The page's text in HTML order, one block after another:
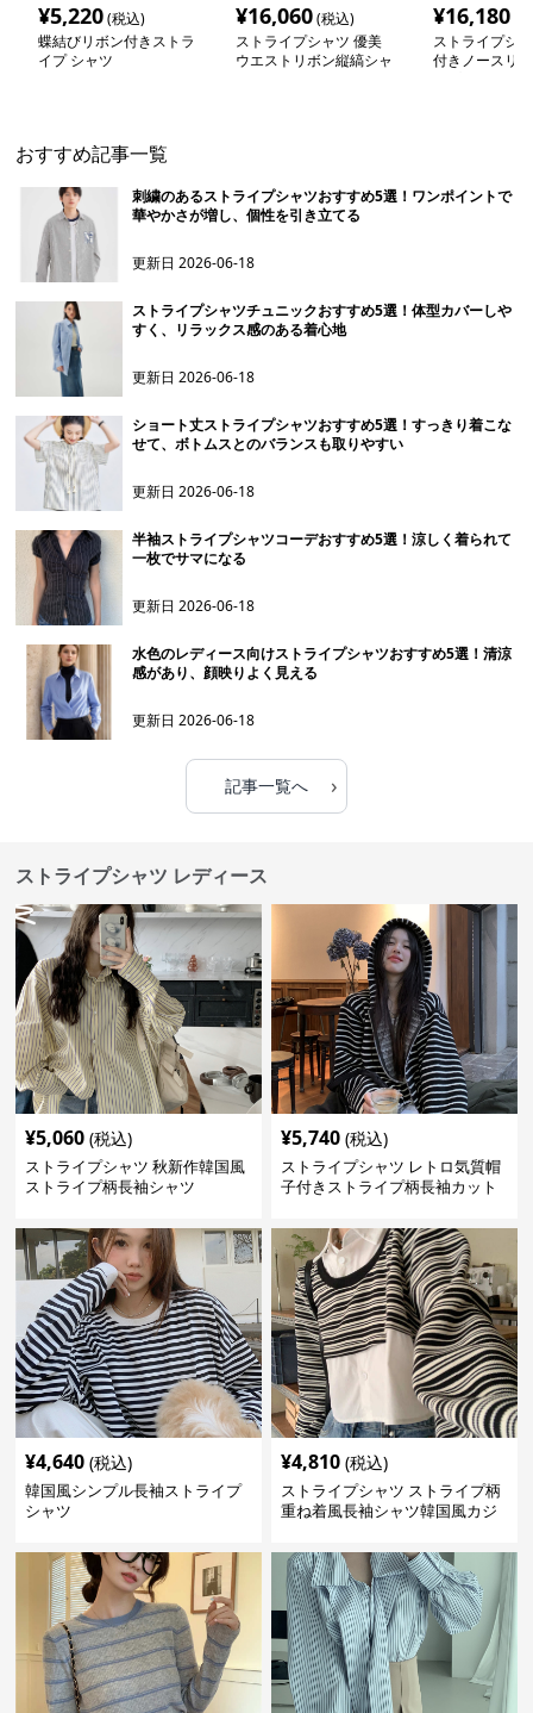
¥5,220(税込)
蝶結びリボン付きストラ
イプ シャツ
¥16,060(税込)
ストライプシャツ 優美
ウエストリボン縦縞シャ
¥16,180
ストライプシ
付きノースリ
おすすめ記事一覧
刺繍のあるストライプシャツおすすめ5選！ワンポイントで
華やかさが増し、個性を引き立てる
更新日2026-06-18
ストライプシャツチュニックおすすめ5選！体型カバーしや
すく、リラックス感のある着心地
更新日2026-06-18
ショート丈ストライプシャツおすすめ5選！すっきり着こな
せて、ボトムスとのバランスも取りやすい
更新日2026-06-18
半袖ストライプシャツコーデおすすめ5選！涼しく着られて
一枚でサマになる
更新日2026-06-18
水色のレディース向けストライプシャツおすすめ5選！清涼
感があり、顔映りよく見える
更新日2026-06-18
記事一覧へ ›
ストライプシャツ レディース
¥5,060 (税込)
ストライプシャツ 秋新作韓国風
ストライプ柄長袖シャツ
¥5,740 (税込)
ストライプシャツ レトロ気質帽
子付きストライプ柄長袖カット
¥4,640 (税込)
韓国風シンプル長袖ストライプ
シャツ
¥4,810 (税込)
ストライプシャツ ストライプ柄
重ね着風長袖シャツ韓国風カジ